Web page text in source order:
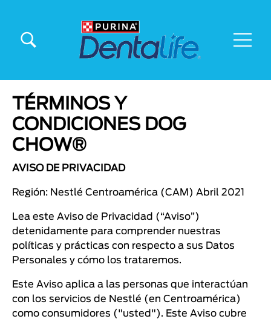
TÉRMINOS Y
CONDICIONES DOG
CHOW®
AVISO DE PRIVACIDAD
Región: Nestlé Centroamérica (CAM) Abril 2021
Lea este Aviso de Privacidad (“Aviso”)
detenidamente para comprender nuestras
políticas y prácticas con respecto a sus Datos
Personales y cómo los trataremos.
Este Aviso aplica a las personas que interactúan
con los servicios de Nestlé (en Centroamérica)
como consumidores ("usted"). Este Aviso cubre